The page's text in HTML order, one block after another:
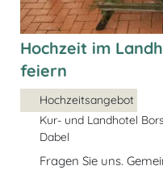
Hochzeit im
feiern
Hochzeitsangebot
Kur- und Landhotel
Dabel
Fragen Sie uns.